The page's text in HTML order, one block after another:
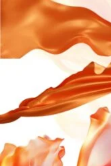
content